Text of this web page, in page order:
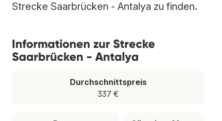
Strecke Saarbrücken - Antalya zu finden.
Informationen zur Strecke
Saarbrücken - Antalya
Durchschnittspreis
337 €